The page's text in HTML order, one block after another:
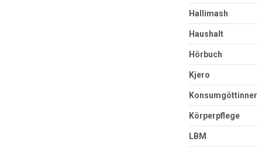
Hallimash
Haushalt
Hörbuch
Kjero
Konsumgöttinnen
Körperpflege
LBM